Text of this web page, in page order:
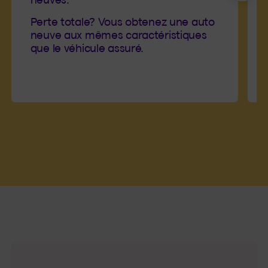
Perte totale? Vous obtenez une auto
neuve aux mêmes caractéristiques
que le véhicule assuré.